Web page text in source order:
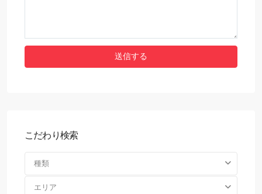
こだわり検索
種類
エリア